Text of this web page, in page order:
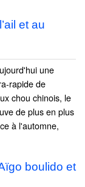
et au
une
rapide de
chou chinois, le
de plus en plus
à l'automne,
boulido et